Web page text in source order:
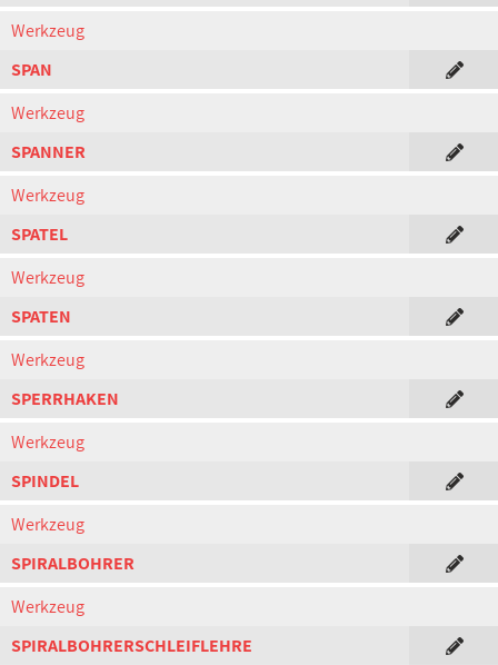
Werkzeug
SPAN
Werkzeug
SPANNER
Werkzeug
SPATEL
Werkzeug
SPATEN
Werkzeug
SPERRHAKEN
Werkzeug
SPINDEL
Werkzeug
SPIRALBOHRER
Werkzeug
SPIRALBOHRERSCHLEIFLEHRE